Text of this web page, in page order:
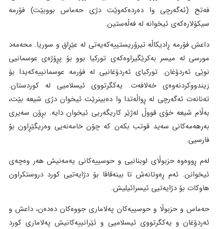
فەتح (ئەگەرچی وا دەردەکەوێت دژی حەماس بووبێت) فۆرمە
سیکۆلارەکەی ئیخوانە لە فەڵەستین.
داعش فۆرمە ڕادیکاڵە تیرۆریستییەکەیەتی لە عێڕاق و سوریا. محەمەد
مورسی لە میسر بەکرێگیراوەکەی تورکیا بوو بۆ پڕۆژەی عوسمانیی
نوێی ئەردۆغان. تورکیای ئەردۆغانیی لە فۆرمە عوسمانییەکەیدا بۆ
زیندووکردنەوەی خەلافەت. یەکگرتووی ئیسلامیی لە کوردستان.
تەنانەت ئەگەرچی لە ڕواڵەتدا وا دەبینرێت ئیخوان دژی شیعە بێت،
بەڵام شیعە خۆی قووڵ لەژێر کاریگەریی ئیخوان دایە. بڕۆن سەیری
بەرهەمەکانی سەید قوتب بکەن کە چۆن خامەنەیی وەریگێڕاون بۆ
فارسیی.
لەم ڕووەوە حزبوڵای لوبنانیی و حوسییەکانی یەمەنیش هەر وەچەی
ئیخوانن. ئەم ڕەوتانەش تا بینەقاقا بۆ دژایەتیی کورد دروستکراون
هاوکات بۆ دژایەتیی ئیسرائیلیش.
حەماس و حزبوڵا و حوسییەکان پەلاماری جووەکان دەدەن، داعش و
ئەردۆغان و یەکگرتووی ئیسلامیی و ئێرانییەکانیش پەلاماری کورد